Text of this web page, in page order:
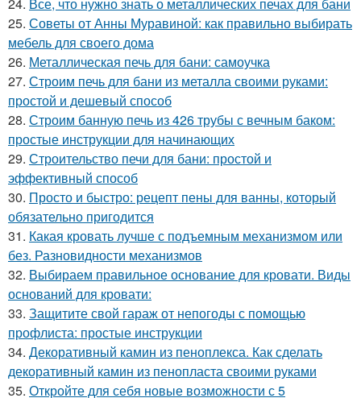
24. Все, что нужно знать о металлических печах для бани
25. Советы от Анны Муравиной: как правильно выбирать
мебель для своего дома
26. Металлическая печь для бани: самоучка
27. Строим печь для бани из металла своими руками:
простой и дешевый способ
28. Строим банную печь из 426 трубы с вечным баком:
простые инструкции для начинающих
29. Строительство печи для бани: простой и
эффективный способ
30. Просто и быстро: рецепт пены для ванны, который
обязательно пригодится
31. Какая кровать лучше с подъемным механизмом или
без. Разновидности механизмов
32. Выбираем правильное основание для кровати. Виды
оснований для кровати:
33. Защитите свой гараж от непогоды с помощью
профлиста: простые инструкции
34. Декоративный камин из пеноплекса. Как сделать
декоративный камин из пенопласта своими руками
35. Откройте для себя новые возможности с 5